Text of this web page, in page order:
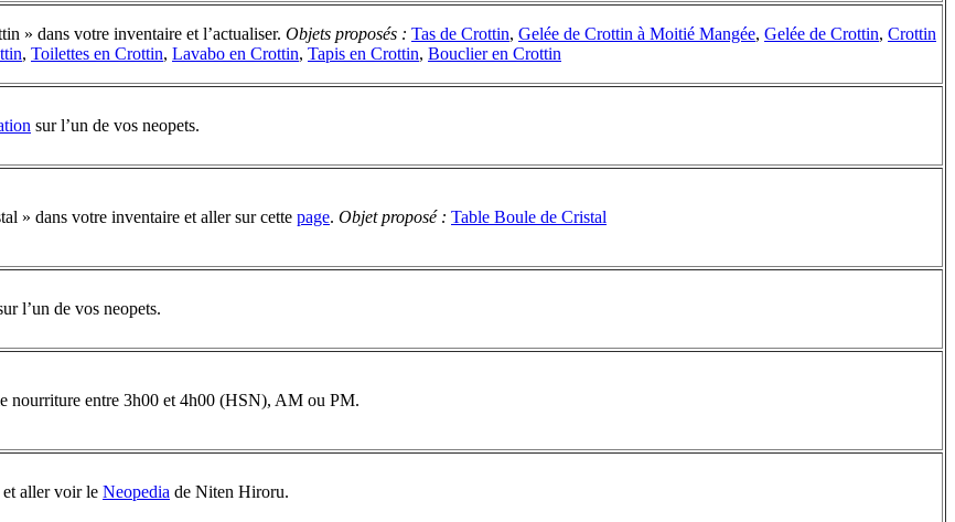
» dans votre inventaire et l’actualiser. Objets proposés : Tas de Crottin, Gelée de Crottin à Moitié Mangée, Gelée de Crottin, Crottin
, Toilettes en Crottin, Lavabo en Crottin, Tapis en Crottin, Bouclier en Crottin
sur l’un de vos neopets.
» dans votre inventaire et aller sur cette page. Objet proposé : Table Boule de Cristal
l’un de vos neopets.
nourriture entre 3h00 et 4h00 (HSN), AM ou PM.
aller voir le Neopedia de Niten Hiroru.